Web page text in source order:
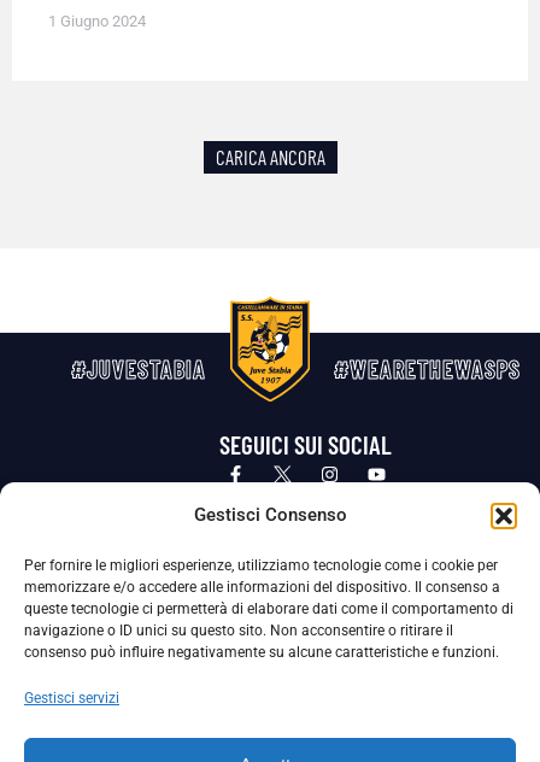
Gestisci Consenso
Per fornire le migliori esperienze, utilizziamo tecnologie come i cookie per
memorizzare e/o accedere alle informazioni del dispositivo. Il consenso a
queste tecnologie ci permetterà di elaborare dati come il comportamento di
navigazione o ID unici su questo sito. Non acconsentire o ritirare il
consenso può influire negativamente su alcune caratteristiche e funzioni.
Gestisci servizi
1 Giugno 2024
CARICA ANCORA
#JUVESTABIA #WEARETHEWASPS
SEGUICI SUI SOCIAL
Privacy Policy Cookie Policy
La Società ha nominato il Responsabile della Protezione dei Dati Personali (DPO), figura specializzata che vigila sulle modalità
adottate dalla nostra Società per tutelare i Suoi dati personali.
Per contattare il DPO può scrivere a